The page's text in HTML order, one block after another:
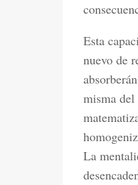
Esta
nuevo de
misma
La